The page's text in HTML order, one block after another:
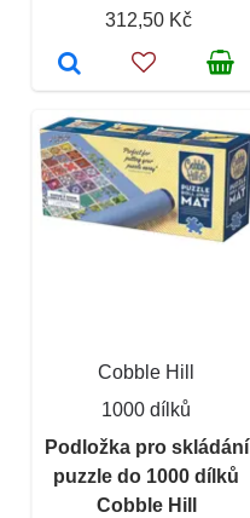
312,50 Kč
Cobble Hill
1000 dílků
Podložka pro skládání
puzzle do 1000 dílků
Cobble Hill